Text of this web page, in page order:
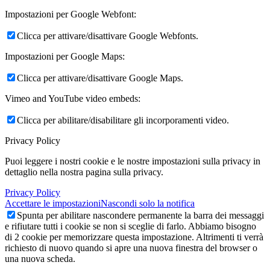
Impostazioni per Google Webfont:
Clicca per attivare/disattivare Google Webfonts.
Impostazioni per Google Maps:
Clicca per attivare/disattivare Google Maps.
Vimeo and YouTube video embeds:
Clicca per abilitare/disabilitare gli incorporamenti video.
Privacy Policy
Puoi leggere i nostri cookie e le nostre impostazioni sulla privacy in
dettaglio nella nostra pagina sulla privacy.
Privacy Policy
Accettare le impostazioniNascondi solo la notifica
Spunta per abilitare nascondere permanente la barra dei messaggi
e rifiutare tutti i cookie se non si sceglie di farlo. Abbiamo bisogno
di 2 cookie per memorizzare questa impostazione. Altrimenti ti verrà
richiesto di nuovo quando si apre una nuova finestra del browser o
una nuova scheda.